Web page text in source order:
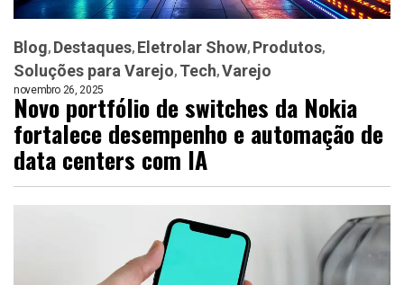
Blog Destaques Eletrolar Show Produtos
Soluções para Varejo Tech Varejo
novembro 26, 2025
Novo portfólio de switches da Nokia
fortalece desempenho e automação de
data centers com IA